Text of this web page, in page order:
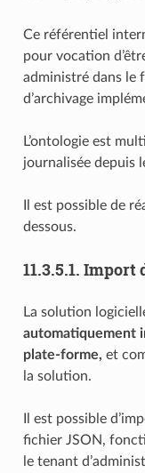
Ce référentiel
pour vocation
administré dans le
d’archivage
L’ontologie est
journalisée depuis
Il est possible de
dessous.
11.3.5.1. Import
La solution
automatiquement
plate-forme, et
la solution.
Il est possible
fichier JSON,
le tenant